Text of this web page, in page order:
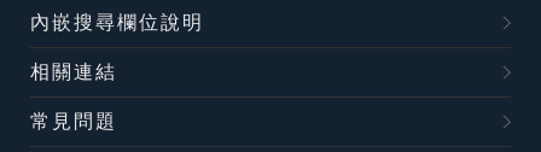
內嵌搜尋欄位說明
相關連結
常見問題